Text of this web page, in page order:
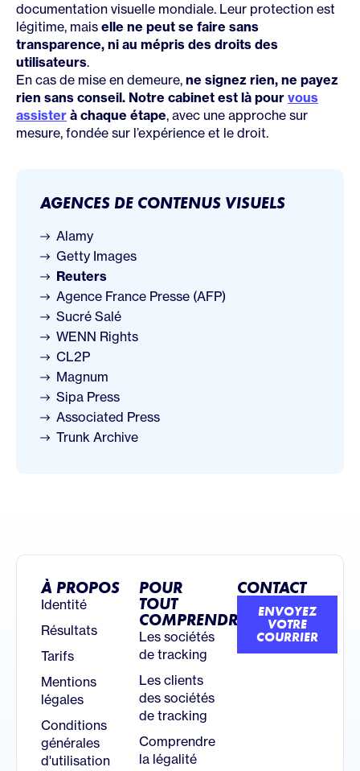
documentation visuelle mondiale. Leur protection est
légitime, mais elle ne peut se faire sans
transparence, ni au mépris des droits des
utilisateurs.
En cas de mise en demeure, ne signez rien, ne payez
rien sans conseil. Notre cabinet est là pour vous
assister à chaque étape, avec une approche sur
mesure, fondée sur l’expérience et le droit.
AGENCES DE CONTENUS VISUELS
Alamy
Getty Images
Reuters
Agence France Presse (AFP)
Sucré Salé
WENN Rights
CL2P
Magnum
Sipa Press
Associated Press
Trunk Archive
À PROPOS
Identité
Résultats
Tarifs
Mentions
légales
Conditions
générales
d'utilisation
POUR
TOUT
COMPRENDRE
Les sociétés
de tracking
Les clients
des sociétés
de tracking
Comprendre
la légalité
CONTACT
ENVOYEZ
VOTRE
COURRIER